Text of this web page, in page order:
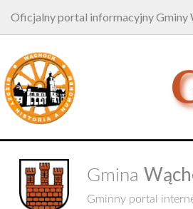
Oficjalny portal informacyjny Gminy
Gmina
Gminny portal